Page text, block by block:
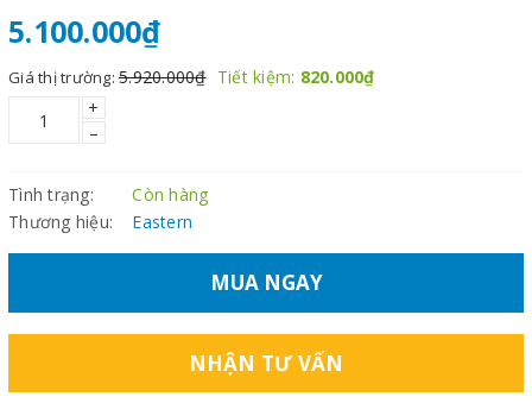
5.100.000₫
Giá thị trường: 5.920.000₫ Tiết kiệm: 820.000₫
+
–
Tình trạng:
Còn hàng
Thương hiệu:
Eastern
MUA NGAY
NHẬN TƯ VẤN